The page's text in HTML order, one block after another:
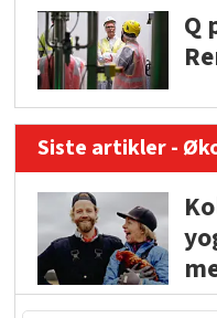
Q
Siste artikler -